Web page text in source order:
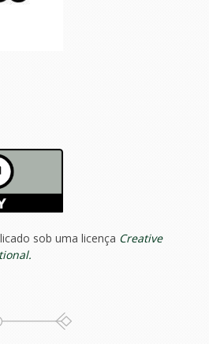
sob uma licença Creative